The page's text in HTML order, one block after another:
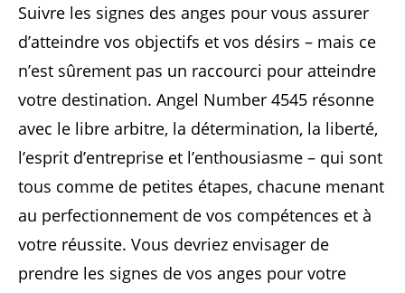
Suivre les signes des anges pour vous assurer
d’atteindre vos objectifs et vos désirs – mais ce
n’est sûrement pas un raccourci pour atteindre
votre destination. Angel Number 4545 résonne
avec le libre arbitre, la détermination, la liberté,
l’esprit d’entreprise et l’enthousiasme – qui sont
tous comme de petites étapes, chacune menant
au perfectionnement de vos compétences et à
votre réussite. Vous devriez envisager de
prendre les signes de vos anges pour votre